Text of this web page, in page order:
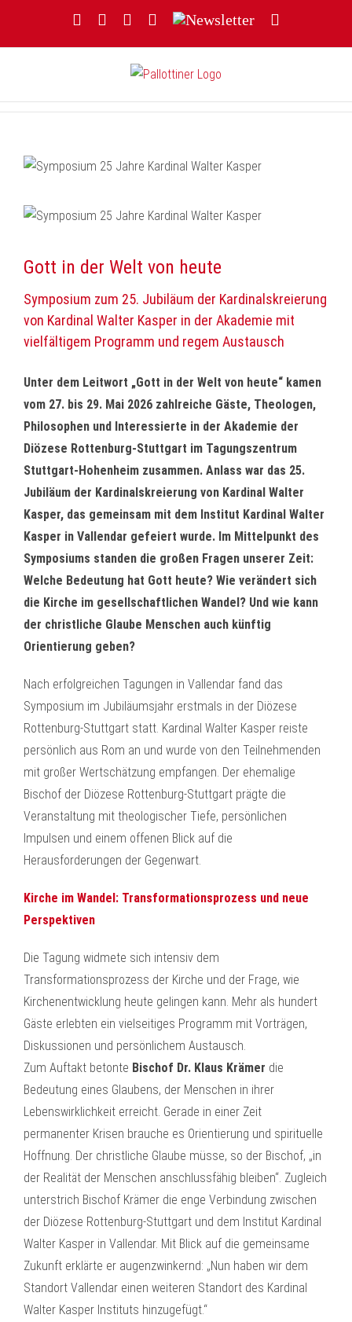
FacebookYouTubeInstagram
Threads
Newsletter
Gott in der Welt von heute
Symposium zum 25. Jubiläum der Kardinalskreierung
von Kardinal Walter Kasper in der Akademie mit
vielfältigem Programm und regem Austausch
Unter dem Leitwort „Gott in der Welt von heute“ kamen
vom 27. bis 29. Mai 2026 zahlreiche Gäste, Theologen,
Philosophen und Interessierte in der Akademie der
Diözese Rottenburg-Stuttgart im Tagungszentrum
Stuttgart-Hohenheim zusammen. Anlass war das 25.
Jubiläum der Kardinalskreierung von Kardinal Walter
Kasper, das gemeinsam mit dem Institut Kardinal Walter
Kasper in Vallendar gefeiert wurde. Im Mittelpunkt des
Symposiums standen die großen Fragen unserer Zeit:
Welche Bedeutung hat Gott heute? Wie verändert sich
die Kirche im gesellschaftlichen Wandel? Und wie kann
der christliche Glaube Menschen auch künftig
Orientierung geben?
Nach erfolgreichen Tagungen in Vallendar fand das
Symposium im Jubiläumsjahr erstmals in der Diözese
Rottenburg-Stuttgart statt. Kardinal Walter Kasper reiste
persönlich aus Rom an und wurde von den Teilnehmenden
mit großer Wertschätzung empfangen. Der ehemalige
Bischof der Diözese Rottenburg-Stuttgart prägte die
Veranstaltung mit theologischer Tiefe, persönlichen
Impulsen und einem offenen Blick auf die
Herausforderungen der Gegenwart.
Kirche im Wandel: Transformationsprozess und neue
Perspektiven
Die Tagung widmete sich intensiv dem
Transformationsprozess der Kirche und der Frage, wie
Kirchenentwicklung heute gelingen kann. Mehr als hundert
Gäste erlebten ein vielseitiges Programm mit Vorträgen,
Diskussionen und persönlichem Austausch.
Zum Auftakt betonte Bischof Dr. Klaus Krämer die
Bedeutung eines Glaubens, der Menschen in ihrer
Lebenswirklichkeit erreicht. Gerade in einer Zeit
permanenter Krisen brauche es Orientierung und spirituelle
Hoffnung. Der christliche Glaube müsse, so der Bischof, „in
der Realität der Menschen anschlussfähig bleiben“. Zugleich
unterstrich Bischof Krämer die enge Verbindung zwischen
der Diözese Rottenburg-Stuttgart und dem Institut Kardinal
Walter Kasper in Vallendar. Mit Blick auf die gemeinsame
Zukunft erklärte er augenzwinkernd: „Nun haben wir dem
Standort Vallendar einen weiteren Standort des Kardinal
Walter Kasper Instituts hinzugefügt.“